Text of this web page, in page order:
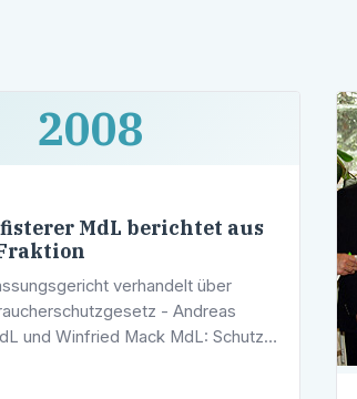
2008
MdL berichtet aus
verhandelt über
- Andreas
und Winfried Mack MdL: Schutz